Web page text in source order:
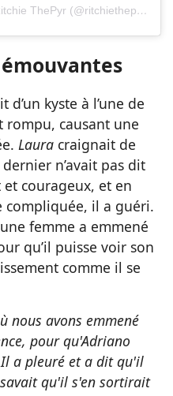
Une publication partagée par Ritchie ThePyr (@ritchiethepyr)
kyste à l’une de
rompu, causant une
Laura craignait de
n’avait pas dit
courageux, et en
compliquée, il a guéri.
femme a emmené
qu’il puisse voir son
comme il se
nous avons emmené
pour qu'Adriano
a pleuré et a dit qu'il
qu'il s'en sortirait